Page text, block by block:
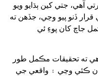
جتي کين ٻڌايو ويو
ڏنو پيو وڃي، جڏهن ته
جاچ کان پوءِ ئي
ته تحقيقات مڪمل طور
ڪئي وڃي ۽ واقعي جي